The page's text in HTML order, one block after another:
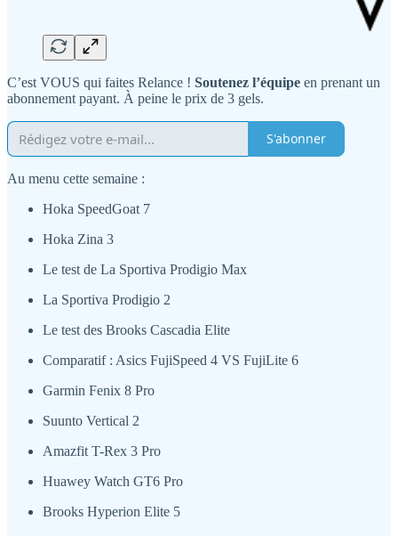
C’est VOUS qui faites Relance ! Soutenez l’équipe en prenant un
abonnement payant. À peine le prix de 3 gels.
S'abonner
Au menu cette semaine :
Hoka SpeedGoat 7
Hoka Zina 3
Le test de La Sportiva Prodigio Max
La Sportiva Prodigio 2
Le test des Brooks Cascadia Elite
Comparatif : Asics FujiSpeed 4 VS FujiLite 6
Garmin Fenix 8 Pro
Suunto Vertical 2
Amazfit T-Rex 3 Pro
Huawey Watch GT6 Pro
Brooks Hyperion Elite 5